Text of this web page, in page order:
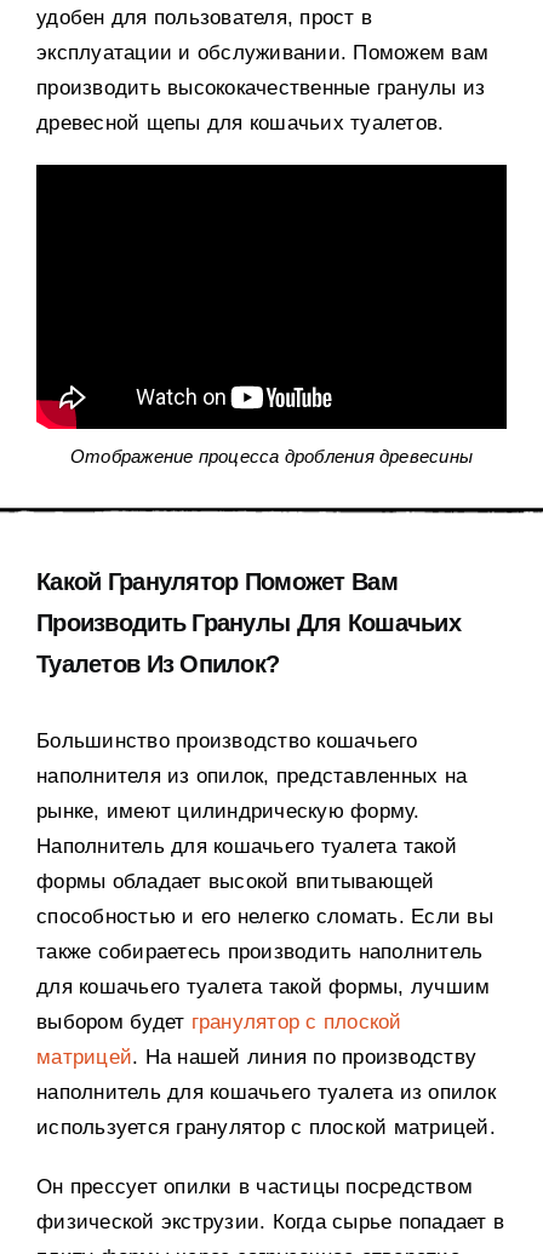
удобен для пользователя, прост в
эксплуатации и обслуживании. Поможем вам
производить высококачественные гранулы из
древесной щепы для кошачьих туалетов.
Отображение процесса дробления древесины
Какой Гранулятор Поможет Вам
Производить Гранулы Для Кошачьих
Туалетов Из Опилок?
Большинство производство кошачьего
наполнителя из опилок, представленных на
рынке, имеют цилиндрическую форму.
Наполнитель для кошачьего туалета такой
формы обладает высокой впитывающей
способностью и его нелегко сломать. Если вы
также собираетесь производить наполнитель
для кошачьего туалета такой формы, лучшим
выбором будет гранулятор с плоской
матрицей. На нашей линия по производству
наполнитель для кошачьего туалета из опилок
используется гранулятор с плоской матрицей.
Он прессует опилки в частицы посредством
физической экструзии. Когда сырье попадает в